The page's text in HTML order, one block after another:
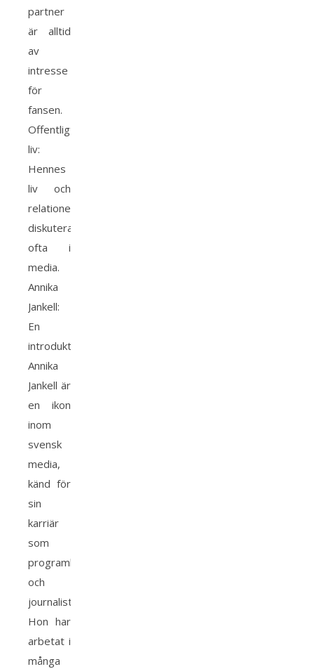
partner
är alltid
av
intresse
för
fansen.
Offentligt
liv:
Hennes
liv och
relationer
diskuteras
ofta i
media.
Annika
Jankell:
En
introduktion
Annika
Jankell är
en ikon
inom
svensk
media,
känd för
sin
karriär
som
programledare
och
journalist.
Hon har
arbetat i
många